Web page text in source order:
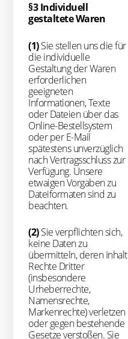
§3 Individuell
gestaltete Waren
(1)Sie stellen uns die für
die individuelle
Gestaltung der Waren
erforderlichen
geeigneten
Informationen, Texte
oder Dateien über das
Online-Bestellsystem
oder per E-Mail
spätestens unverzüglich
nach Vertragsschluss zur
Verfügung. Unsere
etwaigen Vorgaben zu
Dateiformaten sind zu
beachten.
(2)Sie verpflichten sich,
keine Daten zu
übermitteln, deren Inhalt
Rechte Dritter
(insbesondere
Urheberrechte,
Namensrechte,
Markenrechte) verletzen
oder gegen bestehende
Gesetze verstoßen. Sie